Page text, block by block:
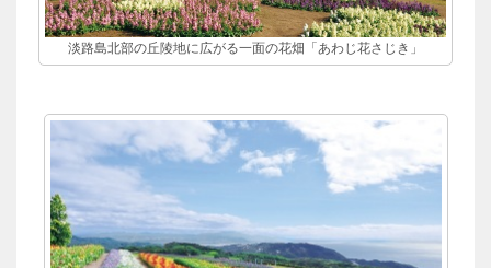
淡路島北部の丘陵地に広がる一面の花畑「あわじ花さじき」